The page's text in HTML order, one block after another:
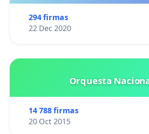
294 firmas
22 Dec 2020
Orquesta
14 788 firmas
20 Oct 2015